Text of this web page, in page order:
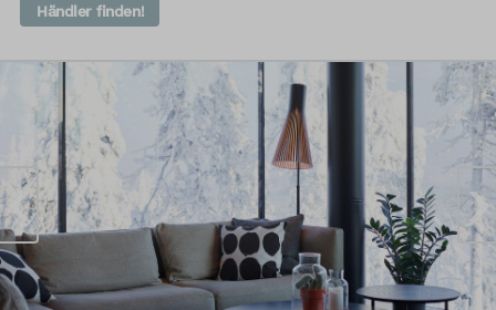
Händler finden!